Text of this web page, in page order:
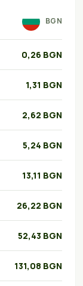
BGN
0,26 BGN
1,31 BGN
2,62 BGN
5,24 BGN
13,11 BGN
26,22 BGN
52,43 BGN
131,08 BGN